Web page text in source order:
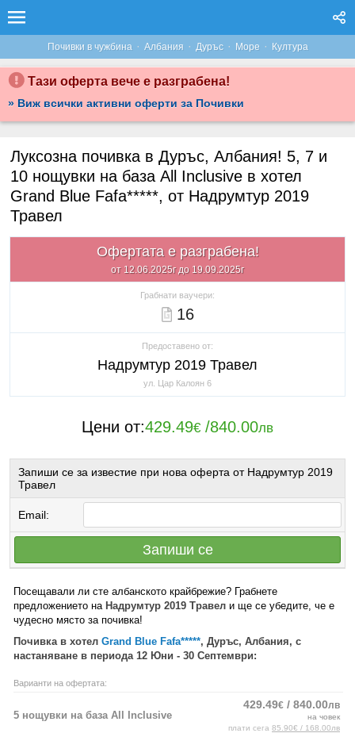
Почивки в чужбина · Албания · Дуръс · Море · Култура
Тази оферта вече е разграбена!
» Виж всички активни оферти за Почивки
Луксозна почивка в Дуръс, Албания! 5, 7 и
10 нощувки на база All Inclusive в хотел
Grand Blue Fafa*****, от Надрумтур 2019
Травел
Офертата е разграбена!
от 12.06.2025г до 19.09.2025г
Грабнати ваучери:
16
Предоставено от:
Надрумтур 2019 Травел
ул. Цар Калоян 6
Цени от:429.49€ /840.00лв
Запиши се за известие при нова оферта от Надрумтур 2019
Травел
Email:
Запиши се
Посещавали ли сте албанското крайбрежие? Грабнете
предложението на Надрумтур 2019 Травел и ще се убедите, че е
чудесно място за почивка!
Почивка в хотел Grand Blue Fafa*****, Дуръс, Албания, с
настаняване в периода 12 Юни - 30 Септември:
Варианти на офертата:
5 нощувки на база All Inclusive
429.49€ / 840.00лв
на човек
плати сега 85.90€ / 168.00лв